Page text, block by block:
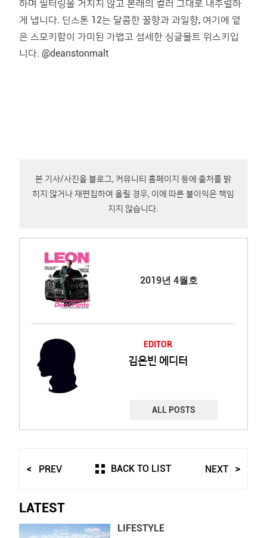
하며 필터링을 거치지 않고 본래의 컬러 그대로 내추럴하
게 냅니다. 딘스톤 12는 달콤한 꿀향과 과일향, 여기에 옅
은 스모키함이 가미된 가볍고 섬세한 싱글몰트 위스키입
니다. @deanstonmalt
본 기사/사진을 블로그, 커뮤니티 홈페이지 등에 출처를 밝
히지 않거나 재편집하여 올릴 경우, 이에 따른 불이익은 책임
지지 않습니다.
2019년 4월호
EDITOR
김은빈 에디터
ALL POSTS
PREV BACK TO LIST NEXT
LATEST
LIFESTYLE